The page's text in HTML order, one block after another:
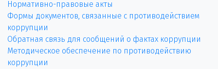
Нормативно-правовые акты
Формы документов, связанные с противодействием
коррупции
Обратная связь для сообщений о фактах коррупции
Методическое обеспечение по противодействию
коррупции